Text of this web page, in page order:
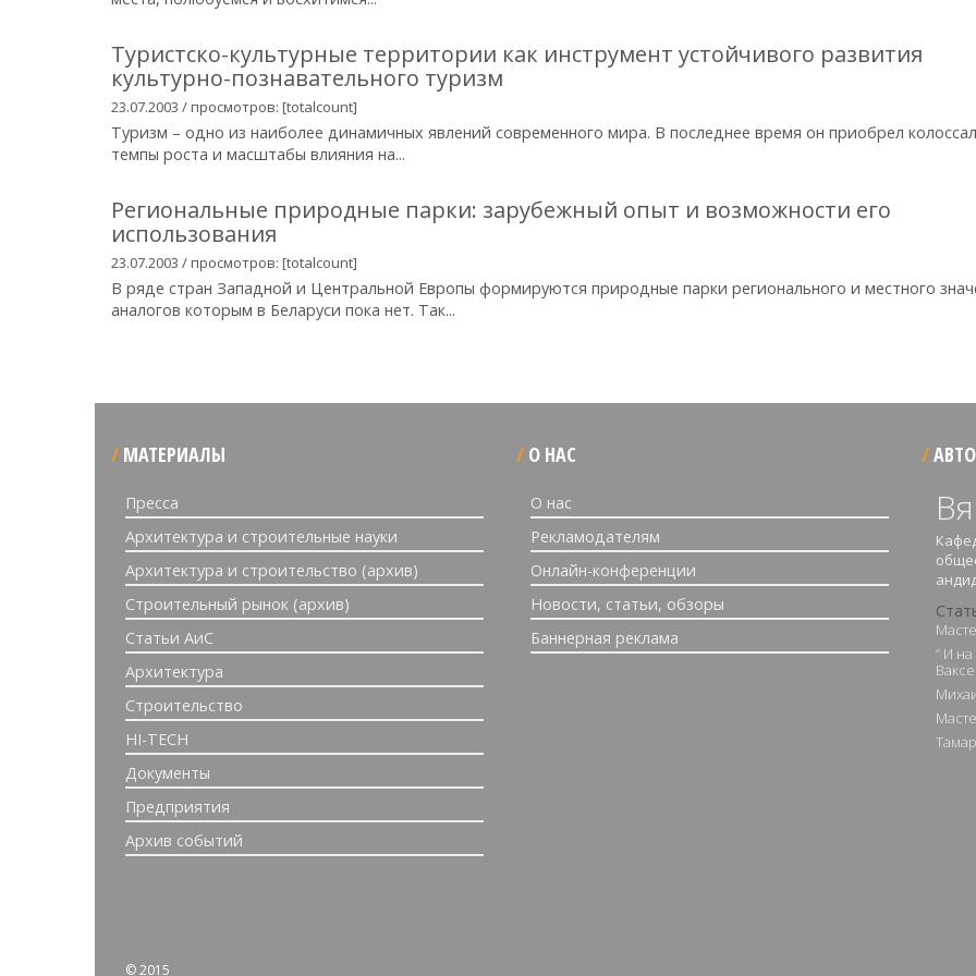
Туристско-культурные территории как инструмент устойчивого развития
культурно-познавательного туризм
23.07.2003 / просмотров: [totalcount]
Туризм – одно из наиболее динамичных явлений современного мира. В последнее время он приобрел
темпы роста и масштабы влияния на...
Региональные природные парки: зарубежный опыт и возможности его
использования
23.07.2003 / просмотров: [totalcount]
В ряде стран Западной и Центральной Европы формируются природные парки регионального и местного
аналогов которым в Беларуси пока нет. Так...
МАТЕРИАЛЫ
Пресса
Архитектура и строительные науки
Архитектура и строительство (архив)
Строительный рынок (архив)
Статьи АиС
Архитектура
Строительство
HI-TECH
Документы
Предприятия
Архив событий
О НАС
О нас
Рекламодателям
Онлайн-конференции
Новости, статьи, обзоры
Баннерная реклама
“ И
© 2015